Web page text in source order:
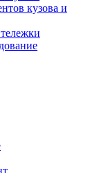
кузoвa и